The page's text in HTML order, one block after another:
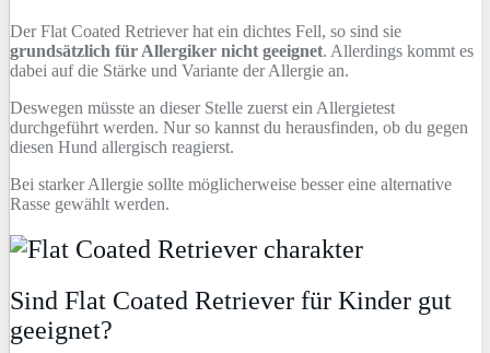
Der Flat Coated Retriever hat ein dichtes Fell, so sind sie
grundsätzlich für Allergiker nicht geeignet. Allerdings kommt es
dabei auf die Stärke und Variante der Allergie an.
Deswegen müsste an dieser Stelle zuerst ein Allergietest
durchgeführt werden. Nur so kannst du herausfinden, ob du gegen
diesen Hund allergisch reagierst.
Bei starker Allergie sollte möglicherweise besser eine alternative
Rasse gewählt werden.
Sind Flat Coated Retriever für Kinder gut
geeignet?